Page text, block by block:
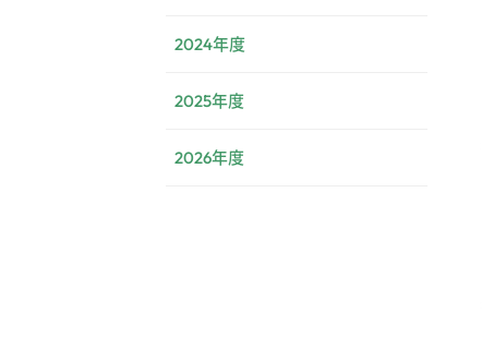
2024年度
2025年度
2026年度